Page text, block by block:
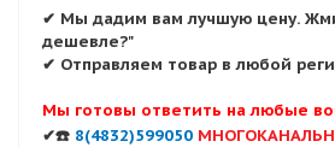
✔ Мы дадим вам лучшую цену.
дешевле?"
✔ Отправляем товар в любой
Мы готовы ответить на любые
✔☎️ 8(4832)599050